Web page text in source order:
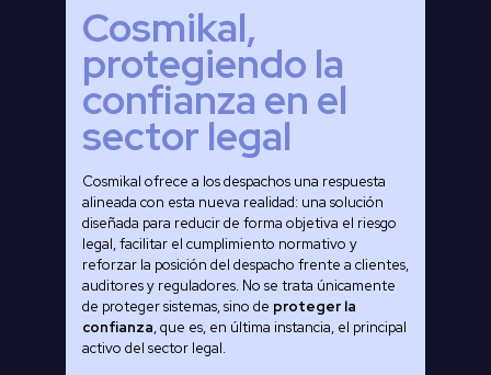
Cosmikal,
protegiendo la
confianza en el
sector legal
Cosmikal ofrece a los despachos una respuesta
alineada con esta nueva realidad: una solución
diseñada para reducir de forma objetiva el riesgo
legal, facilitar el cumplimiento normativo y
reforzar la posición del despacho frente a clientes,
auditores y reguladores. No se trata únicamente
de proteger sistemas, sino de proteger la
confianza, que es, en última instancia, el principal
activo del sector legal.